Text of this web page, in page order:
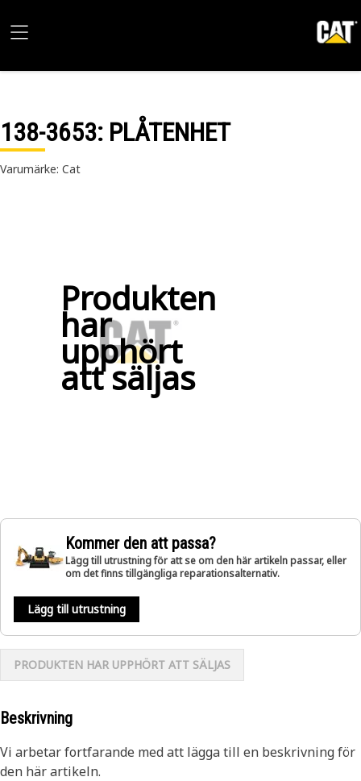
138-3653: PLÅTENHET
Varumärke: Cat
Produkten
har
upphört
att säljas
Kommer den att passa?
Lägg till utrustning för att se om den här artikeln passar, eller
om det finns tillgängliga reparationsalternativ.
Lägg till utrustning
PRODUKTEN HAR UPPHÖRT ATT SÄLJAS
Beskrivning
Vi arbetar fortfarande med att lägga till en beskrivning för
den här artikeln.